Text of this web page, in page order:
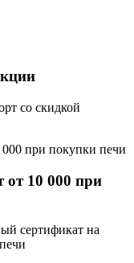
со скидкой
от 10 000 при
сертификат на